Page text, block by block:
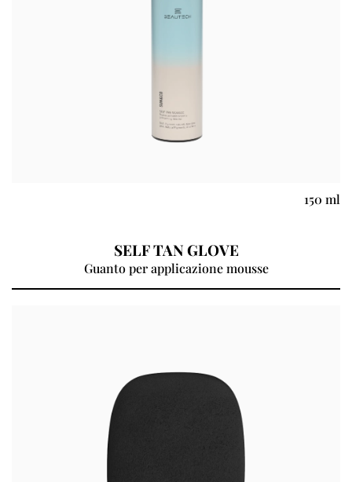
150 ml
SELF TAN GLOVE
Guanto per applicazione mousse